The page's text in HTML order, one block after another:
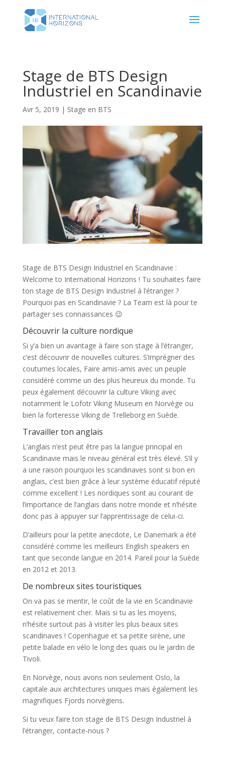
Stage de BTS Design
Industriel en Scandinavie
Avr 5, 2019 | Stage en BTS
Stage de BTS Design Industriel en Scandinavie :
Welcome to International Horizons ! Tu souhaites faire
ton stage de BTS Design Industriel à l’étranger ?
Pourquoi pas en Scandinavie ? La Team est là pour te
partager ses connaissances 😉
Découvrir la culture nordique
Si y’a bien un avantage à faire son stage à l’étranger,
c’est découvrir de nouvelles cultures. S’imprégner des
coutumes locales, Faire amis-amis avec un peuple
considéré comme un des plus heureux du monde. Tu
peux également découvrir la culture Viking avec
notamment le Lofotr Viking Museum en Norvège ou
bien la forteresse Viking de Trelleborg en Suède.
Travailler ton anglais
L’anglais n’est peut être pas la langue principal en
Scandinavie mais le niveau général est très élevé. S’il y
a une raison pourquoi les scandinaves sont si bon en
anglais, c’est bien grâce à leur système éducatif réputé
comme excellent ! Les nordiques sont au courant de
l’importance de l’anglais dans notre monde et n’hésite
donc pas à appuyer sur l’apprentissage de celui-ci.
D’ailleurs pour la petite anecdote, Le Danemark a été
considéré comme les meilleurs English speakers en
tant que seconde langue en 2014. Pareil pour la Suède
en 2012 et 2013.
De nombreux sites touristiques
On va pas se mentir, le coût de la vie en Scandinavie
est relativement cher. Mais si tu as les moyens,
n’hésite surtout pas à visiter les plus beaux sites
scandinaves ! Copenhague et sa petite sirène, une
petite balade en vélo le long des quais ou le jardin de
Tivoli.
En Norvège, nous avons non seulement Oslo, la
capitale aux architectures uniques mais également les
magnifiques Fjords norvégiens.
Si tu veux faire ton stage de BTS Design Industriel à
l’étranger, contacte-nous ?